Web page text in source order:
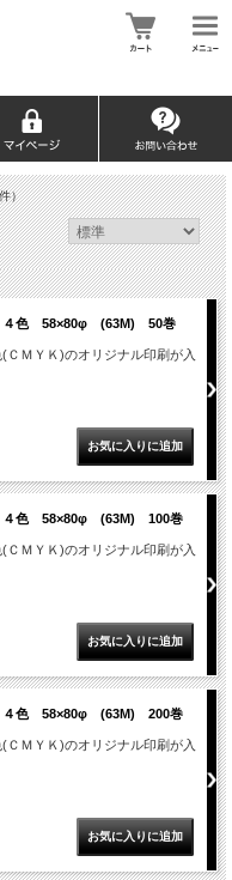
）
４色 58×80φ (63M) 50巻
ＣＭＹＫ)のオリジナル印刷が入
４色 58×80φ (63M) 100巻
ＣＭＹＫ)のオリジナル印刷が入
４色 58×80φ (63M) 200巻
ＣＭＹＫ)のオリジナル印刷が入